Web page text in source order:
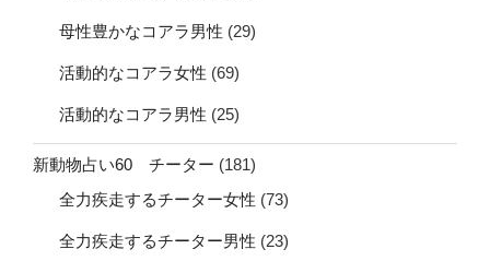
母性豊かなコアラ男性 (29)
活動的なコアラ女性 (69)
活動的なコアラ男性 (25)
新動物占い60 チーター (181)
全力疾走するチーター女性 (73)
全力疾走するチーター男性 (23)